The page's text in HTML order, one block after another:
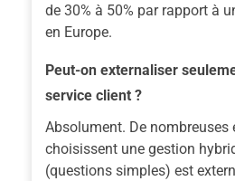
de 30% à 50% par rapport à
en Europe.
Peut-on externaliser
service client ?
Absolument. De nombreuses
choisissent une gestion
(questions simples) est